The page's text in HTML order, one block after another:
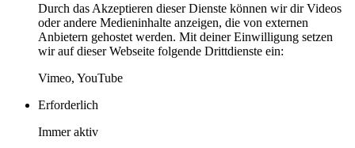
Durch das Akzeptieren dieser Dienste können wir dir Videos
oder andere Medieninhalte anzeigen, die von externen
Anbietern gehostet werden. Mit deiner Einwilligung setzen
wir auf dieser Webseite folgende Drittdienste ein:
Vimeo, YouTube
Erforderlich
Immer aktiv